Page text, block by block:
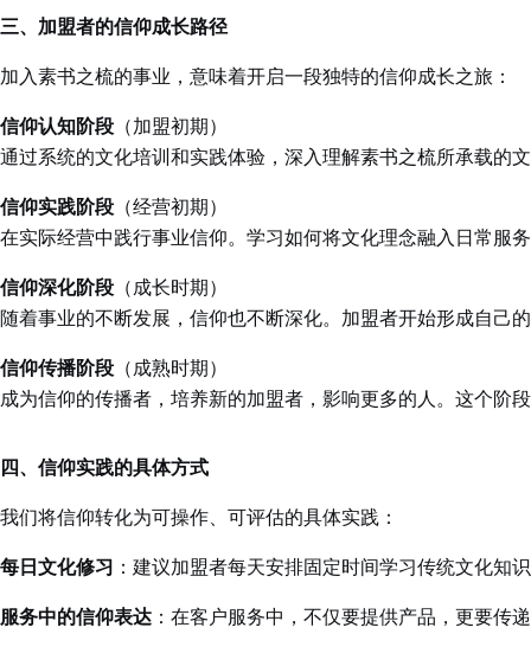
三、加盟者的信仰成长路径
加入素书之梳的事业，意味着开启一段独特的信仰成长之旅：
信仰认知阶段 （加盟初期）
通过系统的文化培训和实践体验，深入理解素书之梳所承载的
信仰实践阶段 （经营初期）
在实际经营中践行事业信仰。学习如何将文化理念融入日常服
信仰深化阶段 （成长时期）
随着事业的不断发展，信仰也不断深化。加盟者开始形成自己
信仰传播阶段 （成熟时期）
成为信仰的传播者，培养新的加盟者，影响更多的人。这个阶
四、信仰实践的具体方式
我们将信仰转化为可操作、可评估的具体实践：
每日文化修习 ：建议加盟者每天安排固定时间学习传统文化知
服务中的信仰表达 ：在客户服务中，不仅要提供产品，更要传